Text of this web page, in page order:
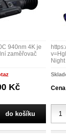
940nm 4K je
zaměřovač
Kč
Night